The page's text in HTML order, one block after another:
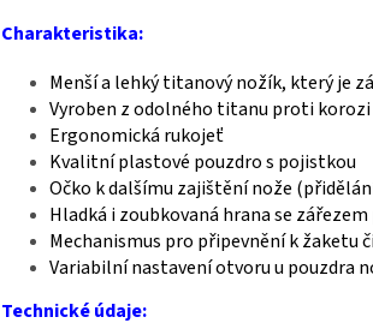
Charakteristika:
Menší a lehký titanový nožík, který je
Vyroben z odolného titanu proti korozi
Ergonomická rukojeť
Kvalitní plastové pouzdro s pojistkou
Očko k dalšímu zajištění nože
Hladká i zoubkovaná hrana se
Mechanismus pro připevnění k žaketu
Variabilní nastavení otvoru u pouzdra
Technické údaje: